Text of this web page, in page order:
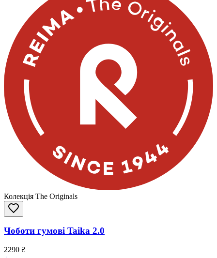
Колекція The Originals
Чоботи гумові Taika 2.0
2290 ₴